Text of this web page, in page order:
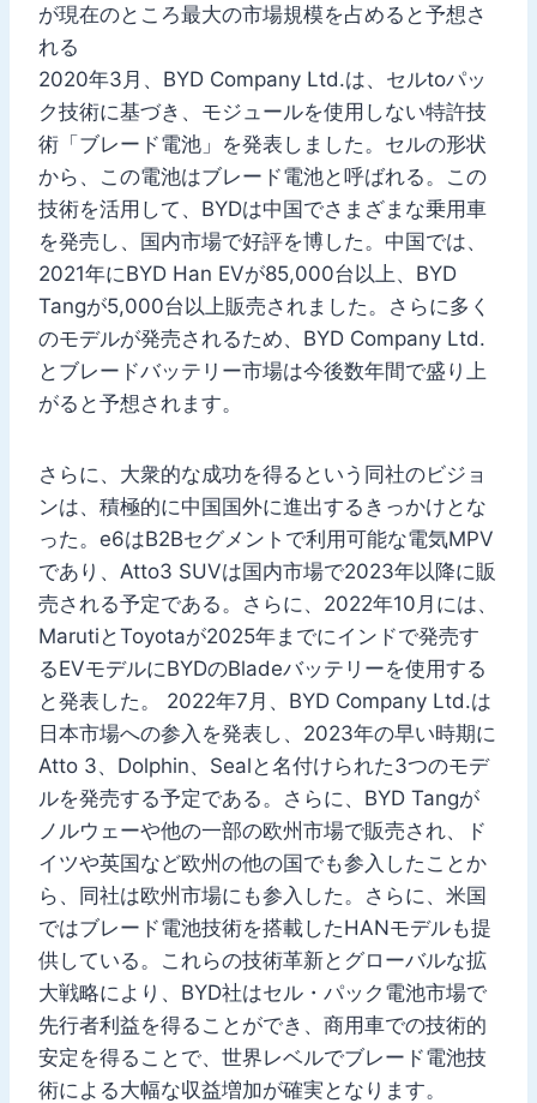
が現在のところ最大の市場規模を占めると予想さ
れる
2020年3月、BYD Company Ltd.は、セルtoパッ
ク技術に基づき、モジュールを使用しない特許技
術「ブレード電池」を発表しました。セルの形状
から、この電池はブレード電池と呼ばれる。この
技術を活用して、BYDは中国でさまざまな乗用車
を発売し、国内市場で好評を博した。中国では、
2021年にBYD Han EVが85,000台以上、BYD
Tangが5,000台以上販売されました。さらに多く
のモデルが発売されるため、BYD Company Ltd.
とブレードバッテリー市場は今後数年間で盛り上
がると予想されます。
さらに、大衆的な成功を得るという同社のビジョ
ンは、積極的に中国国外に進出するきっかけとな
った。e6はB2Bセグメントで利用可能な電気MPV
であり、Atto3 SUVは国内市場で2023年以降に販
売される予定である。さらに、2022年10月には、
MarutiとToyotaが2025年までにインドで発売す
るEVモデルにBYDのBladeバッテリーを使用する
と発表した。 2022年7月、BYD Company Ltd.は
日本市場への参入を発表し、2023年の早い時期に
Atto 3、Dolphin、Sealと名付けられた3つのモデ
ルを発売する予定である。さらに、BYD Tangが
ノルウェーや他の一部の欧州市場で販売され、ド
イツや英国など欧州の他の国でも参入したことか
ら、同社は欧州市場にも参入した。さらに、米国
ではブレード電池技術を搭載したHANモデルも提
供している。これらの技術革新とグローバルな拡
大戦略により、BYD社はセル・パック電池市場で
先行者利益を得ることができ、商用車での技術的
安定を得ることで、世界レベルでブレード電池技
術による大幅な収益増加が確実となります。